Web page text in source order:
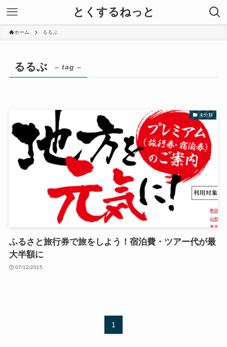
とくするねっと
ホーム るるぶ
るるぶ – tag –
未分類
ふるさと旅行券で旅をしよう！宿泊費・ツアー代が最
大半額に
07/12/2015
1